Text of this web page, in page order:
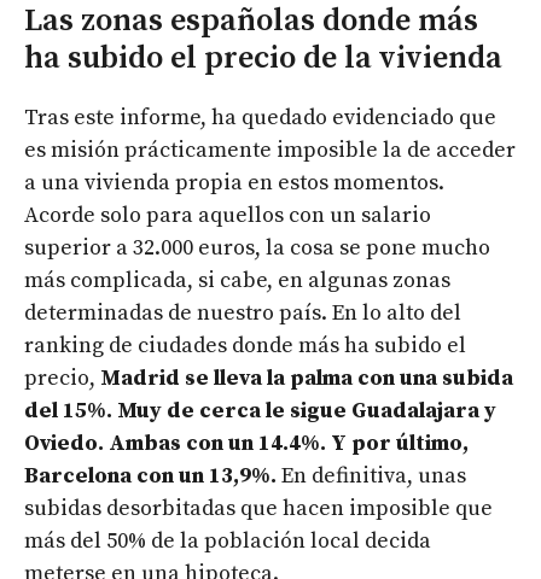
Las zonas españolas donde más
ha subido el precio de la vivienda
Tras este informe, ha quedado evidenciado que
es misión prácticamente imposible la de acceder
a una vivienda propia en estos momentos.
Acorde solo para aquellos con un salario
superior a 32.000 euros, la cosa se pone mucho
más complicada, si cabe, en algunas zonas
determinadas de nuestro país. En lo alto del
ranking de ciudades donde más ha subido el
precio, Madrid se lleva la palma con una subida
del 15%. Muy de cerca le sigue Guadalajara y
Oviedo. Ambas con un 14.4%. Y por último,
Barcelona con un 13,9%. En definitiva, unas
subidas desorbitadas que hacen imposible que
más del 50% de la población local decida
meterse en una hipoteca.